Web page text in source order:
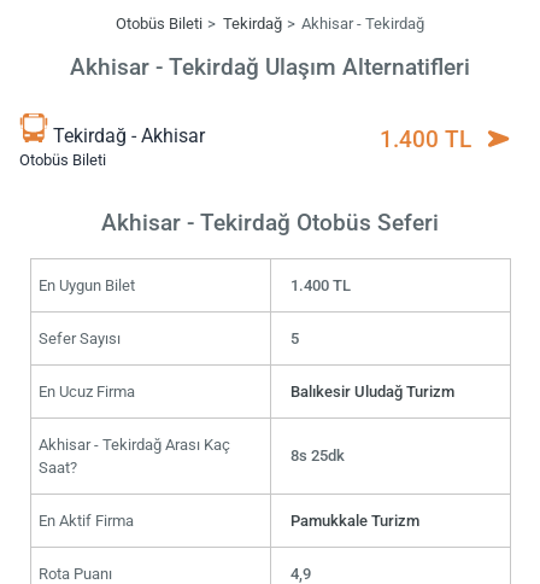
Otobüs Bileti Tekirdağ Akhisar - Tekirdağ
Akhisar - Tekirdağ Ulaşım Alternatifleri
Tekirdağ - Akhisar
Otobüs Bileti
1.400 TL
Akhisar - Tekirdağ Otobüs Seferi
En Uygun Bilet 1.400 TL
Sefer Sayısı 5
En Ucuz Firma Balıkesir Uludağ Turizm
Akhisar - Tekirdağ Arası Kaç
Saat?
8s 25dk
En Aktif Firma Pamukkale Turizm
Rota Puanı 4,9